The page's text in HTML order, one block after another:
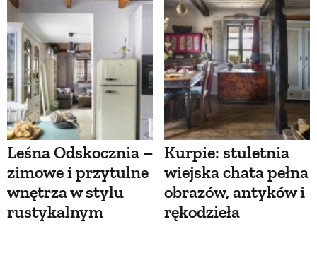
Leśna Odskocznia –
zimowe i przytulne
wnętrza w stylu
rustykalnym
Kurpie: stuletnia
wiejska chata pełna
obrazów, antyków i
rękodzieła